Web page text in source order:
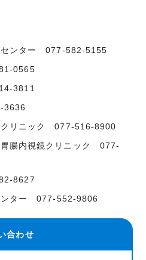
センター 077-582-5155
0565
3811
3636
クリニック 077-516-8900
胃腸内視鏡クリニック 077-
8627
ンター 077-552-9806
合わせ